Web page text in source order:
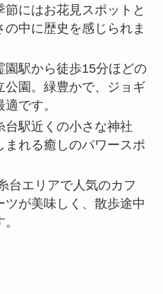
にはお花見スポットと
の中に歴史を感じられま
園駅から徒歩15分ほどの
公園。緑豊かで、ジョギ
です。
台駅近くの小さな神社
まれる癒しのパワースポ
台エリアで人気のカフ
ツが美味しく、散歩途中